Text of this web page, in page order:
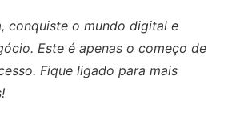
conquiste o mundo digital e
Este é apenas o começo de
Fique ligado para mais